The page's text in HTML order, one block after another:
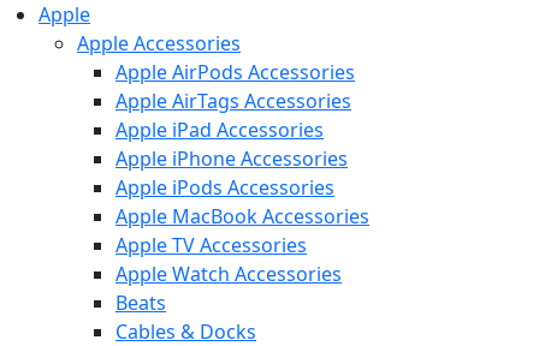
Apple
Apple Accessories
Apple AirPods Accessories
Apple AirTags Accessories
Apple iPad Accessories
Apple iPhone Accessories
Apple iPods Accessories
Apple MacBook Accessories
Apple TV Accessories
Apple Watch Accessories
Beats
Cables & Docks